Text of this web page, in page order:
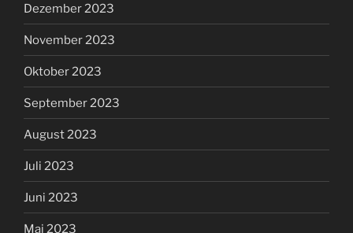
Dezember 2023
November 2023
Oktober 2023
September 2023
August 2023
Juli 2023
Juni 2023
Mai 2023